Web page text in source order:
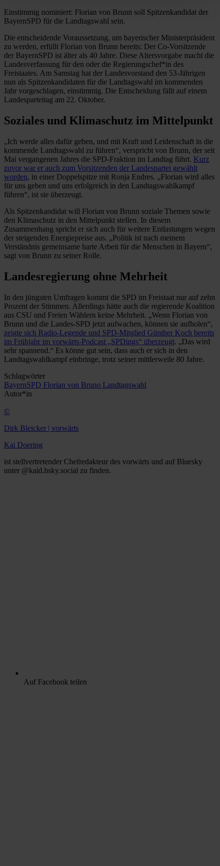
Einstimmig nominiert: Florian von Brunn soll Spitzenkandidat der
BayernSPD für die Landtagswahl sein.
Die entscheidende Voraussetzung, um bayerischer Ministerpräsident
zu werden, erfüllt Florian von Brunn bereits: Der Co-Vorsitzende
der BayernSPD ist älter als 40 Jahre. Diese Altersvorgabe macht die
Landesverfassung für den oder die Regierungschef*in des
Freistaates. Am Samstag hat der Landesvorstand den 53-Jährigen
nun als Spitzenkandidaten für die Landtagswahl im kommenden
Jahr vorgeschlagen, einstimmig. Die Entscheidung fällt auf einem
Landesparteitag am 22. Oktober.
Soziales und Klimaschutz im Mittelpunkt
„Ich werde alles dafür geben, und mit Kraft und Leidenschaft in die
kommende Landtagswahl zu führen“, verspricht von Brunn, der seit
Mai vergangenen Jahres die SPD-Fraktion im Landtag führt. Kurz
zuvor war er auch zum Vorsitzenden der Landespartei gewählt
worden, in einer Doppelspitze mit Ronja Endres. „Florian wird alles
für uns geben und uns erfolgreich in den Landtagswahlkampf
führen“, ist sie überzeugt.
Als Spitzenkandidat will Florian von Brunn soziale Themen sowie
den Klimaschutz in den Mittelpunkt stellen. In diesem
Zusammenhang spricht er sich auch für weitere Entlastungen wegen
der steigenden Energiepreise aus. „Politik ist nach meinem
Verständnis gemeinsame harte Arbeit für die Menschen in Bayern“,
sagt von Brunn zu seiner Rolle.
Landesregierung ohne Mehrheit
In den jüngsten Umfragen kommt die SPD im Freistaat nur auf zehn
Prozent der Stimmen. Allerdings hätte auch die regierende Koalition
aus CSU und Freien Wählern keine Mehrheit. „Wenn Florian von
Brunn und die Landes-SPD jetzt aufwachen, können sie aufholen“,
zeigte sich Radio-Legende und SPD-Mitglied Günther Koch bereits
im Frühjahr im vorwärts-Podcast „SPDings“ überzeugt. „Das wird
sehr spannend.“ Es könne gut sein, dass auch er sich in den
Landtagswahlkampf einbringe, trotz seiner mittlerweile 80 Jahre.
Schlagwörter
BayernSPD Florian von Bruno Landtagswahl
Autor*in
©
Dirk Bleicker | vorwärts
Kai Doering
ist stellvertretender Chefredakteur des vorwärts und auf Bluesky
unter @kaid.bsky.social zu finden.
Auf Facebook teilen